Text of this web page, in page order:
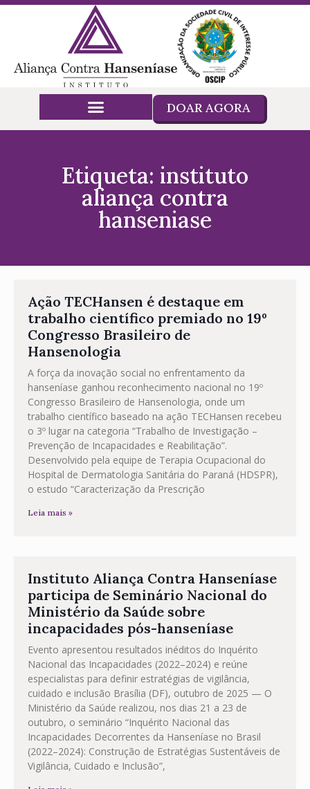
DOAR AGORA
Etiqueta: instituto
aliança contra
hanseniase
Ação TECHansen é destaque em
trabalho científico premiado no 19º
Congresso Brasileiro de
Hansenologia
A força da inovação social no enfrentamento da
hanseníase ganhou reconhecimento nacional no 19º
Congresso Brasileiro de Hansenologia, onde um
trabalho científico baseado na ação TECHansen recebeu
o 3º lugar na categoria “Trabalho de Investigação –
Prevenção de Incapacidades e Reabilitação”.
Desenvolvido pela equipe de Terapia Ocupacional do
Hospital de Dermatologia Sanitária do Paraná (HDSPR),
o estudo “Caracterização da Prescrição
Leia mais »
Instituto Aliança Contra Hanseníase
participa de Seminário Nacional do
Ministério da Saúde sobre
incapacidades pós-hanseníase
Evento apresentou resultados inéditos do Inquérito
Nacional das Incapacidades (2022–2024) e reúne
especialistas para definir estratégias de vigilância,
cuidado e inclusão Brasília (DF), outubro de 2025 — O
Ministério da Saúde realizou, nos dias 21 a 23 de
outubro, o seminário “Inquérito Nacional das
Incapacidades Decorrentes da Hanseníase no Brasil
(2022–2024): Construção de Estratégias Sustentáveis de
Vigilância, Cuidado e Inclusão”,